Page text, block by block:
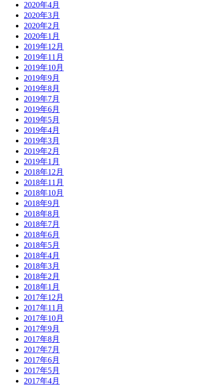
2020年4月
2020年3月
2020年2月
2020年1月
2019年12月
2019年11月
2019年10月
2019年9月
2019年8月
2019年7月
2019年6月
2019年5月
2019年4月
2019年3月
2019年2月
2019年1月
2018年12月
2018年11月
2018年10月
2018年9月
2018年8月
2018年7月
2018年6月
2018年5月
2018年4月
2018年3月
2018年2月
2018年1月
2017年12月
2017年11月
2017年10月
2017年9月
2017年8月
2017年7月
2017年6月
2017年5月
2017年4月